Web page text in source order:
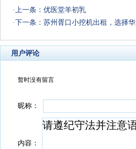
·上一条： 优医堂羊初乳
·下一条： 苏州胥口小挖机出租，选择
用户评论
暂时没有留言
昵称：
内容：